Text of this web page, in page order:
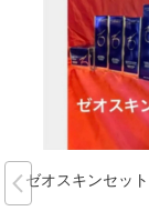
ゼオスキンセッ